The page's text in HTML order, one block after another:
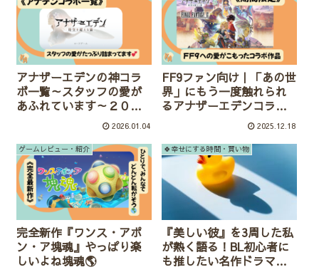
アナザーエデンの神コラ
ボ一覧～スタッフの愛が
あふれています～２０２
2026.01.04
FF9ファン向け｜「あの世
界」にもう一度触れられ
るアナザーエデンコラボ
《期間限定コンテンツ》
2025.12.18
ゲームレビュー・紹介
完全新作『ワンス・アポ
ン・ア塊魂』やっぱり楽
しいよね塊魂🌎
🍀幸せにする時間・買い物
『美しい彼』を3周した私
が熱く語る！BL初心者に
も推したい名作ドラマの